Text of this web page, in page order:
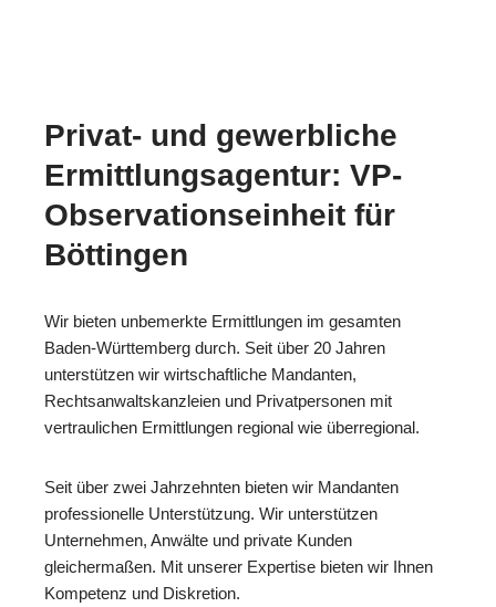
Privat- und gewerbliche
Ermittlungsagentur: VP-
Observationseinheit für
Böttingen
Wir bieten unbemerkte Ermittlungen im gesamten
Baden-Württemberg durch. Seit über 20 Jahren
unterstützen wir wirtschaftliche Mandanten,
Rechtsanwaltskanzleien und Privatpersonen mit
vertraulichen Ermittlungen regional wie überregional.
Seit über zwei Jahrzehnten bieten wir Mandanten
professionelle Unterstützung. Wir unterstützen
Unternehmen, Anwälte und private Kunden
gleichermaßen. Mit unserer Expertise bieten wir Ihnen
Kompetenz und Diskretion.